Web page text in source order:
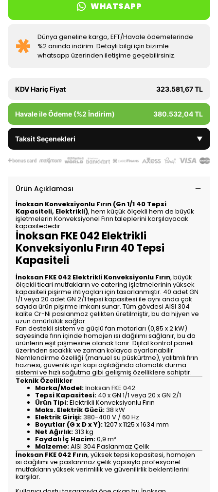
WHATSAPP
Dünya geneline kargo, EFT/Havale ödemelerinde
%2 anında indirim. Detaylı bilgi için bizimle
whatsapp üzerinden iletişime geçebilirsiniz.
KDV Hariç Fiyat 323.581,67 TL
Havale ile Ödeme (%2 İndirim) 380.532,04 TL
Taksit Seçenekleri ▼
Ürün Açıklaması
İnoksan Konveksiyonlu Fırın (Gn 1/1 40 Tepsi
Kapasiteli, Elektrikli), hem küçük ölçekli hem de büyük
işletmelerin Konveksiyonel Fırın taleplerini karşılayacak
kapasitededir.
İnoksan FKE 042 Elektrikli
Konveksiyonlu Fırın 40 Tepsi
Kapasiteli
İnoksan FKE 042 Elektrikli Konveksiyonlu Fırın, büyük
ölçekli ticari mutfakların ve catering işletmelerinin yüksek
kapasiteli pişirme ihtiyaçları için tasarlanmıştır. 40 adet GN
1/1 veya 20 adet GN 2/1 tepsi kapasitesi ile aynı anda çok
sayıda ürün pişirme imkanı sunar. Tüm gövdesi AISI 304
kalite Cr-Ni paslanmaz çelikten üretilmiştir, bu da hijyen ve
uzun ömürlülük sağlar.
Fan destekli sistem ve güçlü fan motorları (0,85 x 2 kW)
sayesinde fırın içinde homojen ısı dağılımı sağlanır, bu da
ürünlerin eşit pişmesine olanak tanır. Dijital kontrol paneli
üzerinden sıcaklık ve zaman kolayca ayarlanabilir.
Nemlendirme özelliği (manuel su püskürtme), yalıtımlı fırın
haznesi, güvenlik için kapı açıldığında otomatik durma
sistemi ve hızlı soğutma gibi gelişmiş özelliklere sahiptir.
Teknik Özellikler
Marka/Model: İnoksan FKE 042
Tepsi Kapasitesi: 40 x GN 1/1 veya 20 x GN 2/1
Ürün Tipi:Elektrikli Konveksiyonlu Fırın
Maks. Elektrik Gücü:38 kW
Elektrik Girişi:380-400 V / 60 Hz
Boyutlar (G x D x Y):1207 x 1125 x 1634 mm
Net Ağırlık:313 kg
Faydalı İç Hacim:0,9 m³
Malzeme:AISI 304 Paslanmaz Çelik
İnoksan FKE 042 Fırın, yüksek tepsi kapasitesi, homojen
ısı dağılımı ve paslanmaz çelik yapısıyla profesyonel
mutfakların yüksek verimlilik ve güvenilirlik beklentilerini
karşılar.